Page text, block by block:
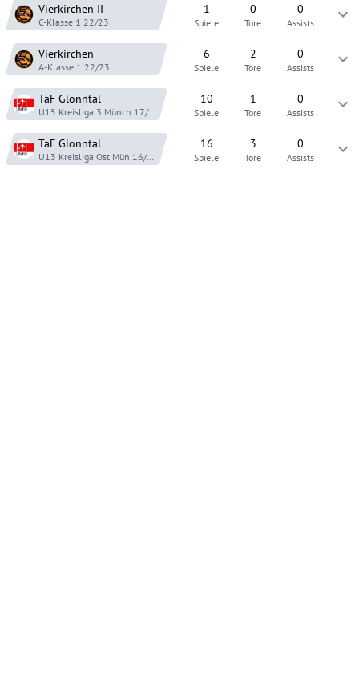
Vierkirchen II
C-Klasse 1 22/23
1
Spiele
0
Tore
0
Assists
Vierkirchen
A-Klasse 1 22/23
6
Spiele
2
Tore
0
Assists
TaF Glonntal
U15 Kreisliga 3 Münch 17/18
10
Spiele
1
Tore
0
Assists
TaF Glonntal
U13 Kreisliga Ost Mün 16/17
16
Spiele
3
Tore
0
Assists